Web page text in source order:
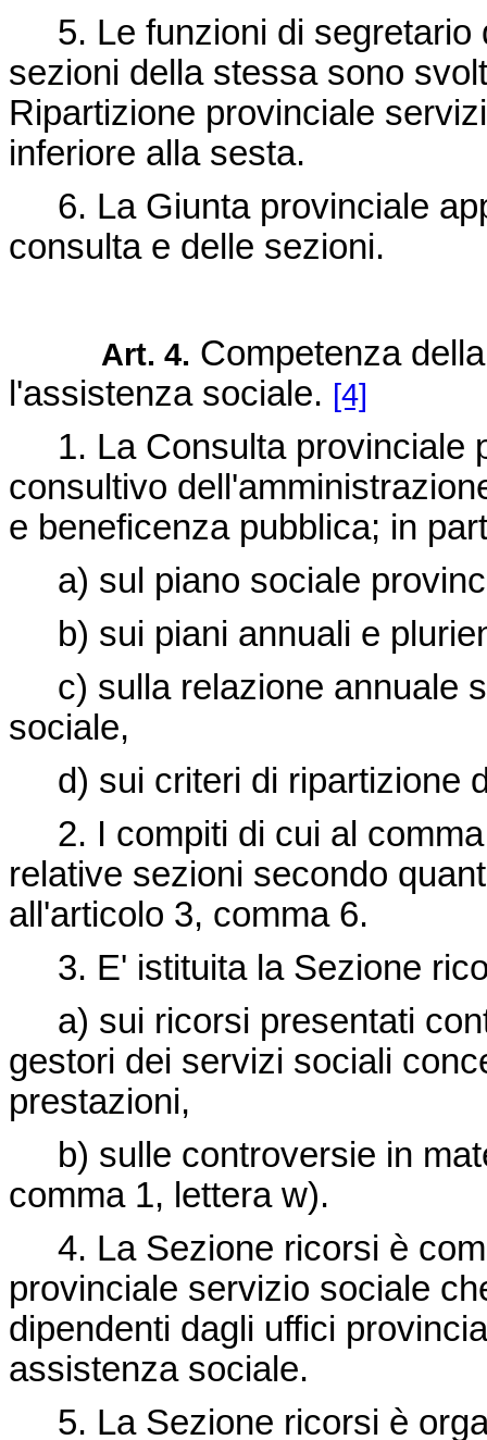
5. Le funzioni di segretario
sezioni della stessa sono
Ripartizione provinciale
inferiore alla sesta.
6. La Giunta provinciale
consulta e delle sezioni.
Art. 4. Competenza
l'assistenza sociale. [4]
1. La Consulta provinciale
consultivo
e beneficenza pubblica; in
a) sul piano sociale
b) sui piani annuali e
c) sulla relazione annuale
sociale,
d) sui criteri di ripartizione
2. I compiti di cui al comma
relative sezioni secondo
all'articolo 3, comma 6.
3. E' istituita la Sezione
a) sui ricorsi presentati
gestori dei servizi sociali
prestazioni,
b) sulle controversie in
comma 1, lettera w).
4. La Sezione ricorsi è
provinciale servizio sociale
dipendenti dagli uffici
assistenza sociale.
5. La Sezione ricorsi è